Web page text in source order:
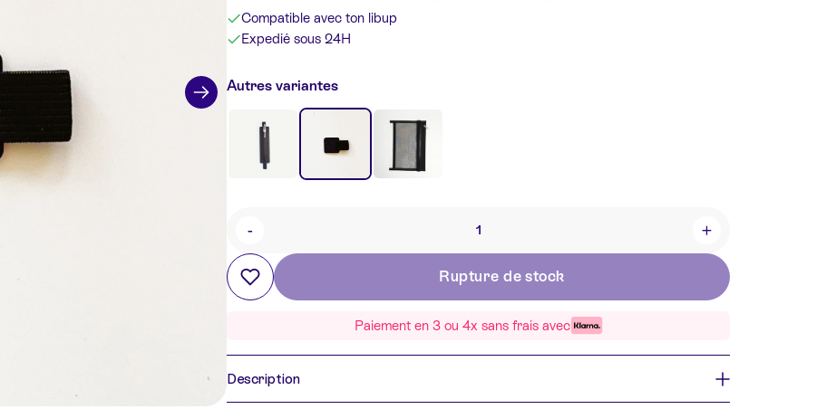
Compatible avec ton libup
Expedié sous 24H
Autres variantes
- +
Rupture de stock
Paiement en 3 ou 4x sans frais avec
Description